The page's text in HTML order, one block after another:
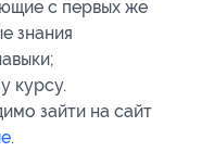
с первых же
знания
курсу.
зайти на сайт
.